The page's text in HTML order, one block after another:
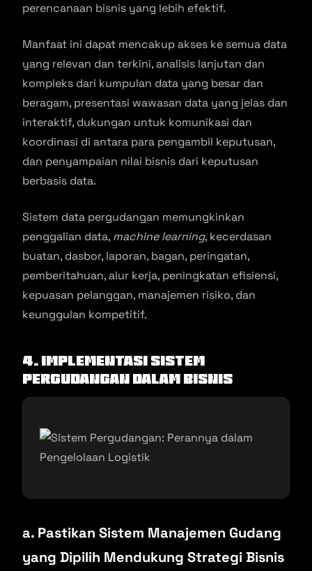
perencanaan bisnis yang lebih efektif.
Manfaat ini dapat mencakup akses ke semua data
yang relevan dan terkini, analisis lanjutan dan
kompleks dari kumpulan data yang besar dan
beragam, presentasi wawasan data yang jelas dan
interaktif, dukungan untuk komunikasi dan
koordinasi di antara para pengambil keputusan,
dan penyampaian nilai bisnis dari keputusan
berbasis data.
Sistem data pergudangan memungkinkan
penggalian data, machine learning, kecerdasan
buatan, dasbor, laporan, bagan, peringatan,
pemberitahuan, alur kerja, peningkatan efisiensi,
kepuasan pelanggan, manajemen risiko, dan
keunggulan kompetitif.
4. Implementasi Sistem
Pergudangan dalam Bisnis
a. Pastikan Sistem Manajemen Gudang
yang Dipilih Mendukung Strategi Bisnis